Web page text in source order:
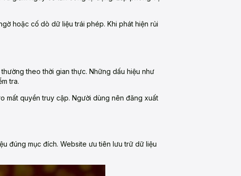
hoặc cố dò dữ liệu trái phép. Khi phát hiện rủi
theo thời gian thực. Những dấu hiệu như
tra.
mất quyền truy cập. Người dùng nên đăng xuất
đúng mục đích. Website ưu tiên lưu trữ dữ liệu